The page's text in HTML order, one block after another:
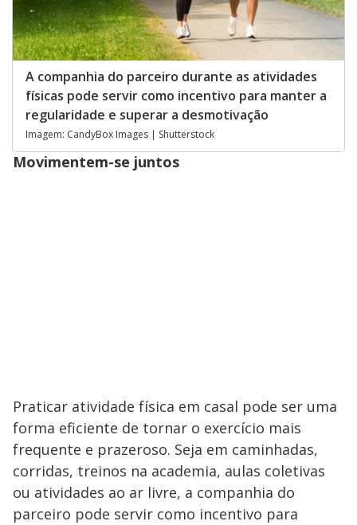
A companhia do parceiro durante as atividades
físicas pode servir como incentivo para manter a
regularidade e superar a desmotivação
Imagem: CandyBox Images | Shutterstock
Movimentem-se juntos
Praticar atividade física em casal pode ser uma
forma eficiente de tornar o exercício mais
frequente e prazeroso. Seja em caminhadas,
corridas, treinos na academia, aulas coletivas
ou atividades ao ar livre, a companhia do
parceiro pode servir como incentivo para